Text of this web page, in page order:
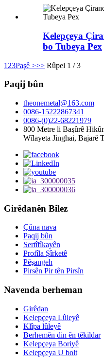
Kelepçeya
bo Tubeya Pex
1 23Paşê >>> Rûpel 1 / 3
Paqij bûn
theonemetal@163.com
0086-15222867341
0086-(0)22-68221979
800 Metre li Başûrê
Wîlayeta Jinghai, Bajarê
Girêdanên Bilez
Çûna nava
Paqij bûn
Sertîfîkayên
Profîla Şîrketê
Pêşangeh
Pirsên Pir tên Pirsîn
Navenda berheman
Girêdan
Kelepçeya Lûleyê
Klîpa lûleyê
Berhemên din ên têkildar
Kelepçeya Boriyê
Kelepçeya U bolt